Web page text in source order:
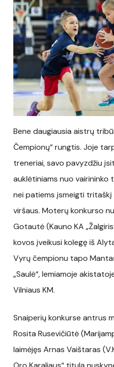
Bene daugiausia aistrų
Čempionų“ rungtis. Joje
treneriai, savo pavyzdžiu
auklėtiniams nuo vairininko
nei patiems įsmeigti
viršaus. Moterų konkurso
Gotautė (Kauno KA
kovos įveikusi kolegę iš
Vyrų čempionu tapo
„Saulė“, lemiamoje
Vilniaus KM.
Snaiperių konkurse antrus
Rosita Rusevičiūtė
laimėjęs Arnas Vaištaras